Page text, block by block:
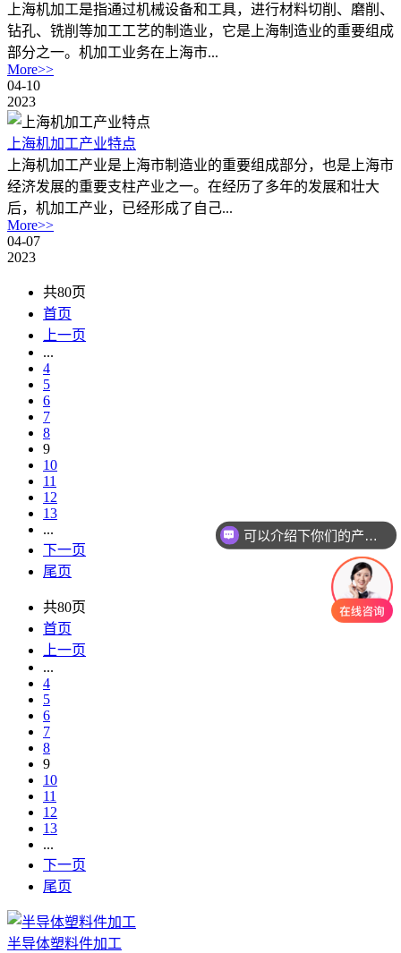
上海机加工是指通过机械设备和工具，进行材料切削、磨削、
钻孔、铣削等加工工艺的制造业，它是上海制造业的重要组成
部分之一。机加工业务在上海市...
More>>
04-10
2023
上海机加工产业特点
上海机加工产业是上海市制造业的重要组成部分，也是上海市
经济发展的重要支柱产业之一。在经历了多年的发展和壮大
后，机加工产业，已经形成了自己...
More>>
04-07
2023
共80页
首页
上一页
...
4
5
6
7
8
9
10
11
12
13
...
下一页
尾页
共80页
首页
上一页
...
4
5
6
7
8
9
10
11
12
13
...
下一页
尾页
半导体塑料件加工